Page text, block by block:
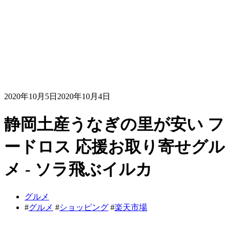
2020年10月5日 2020年10月4日
静岡土産うなぎの里が安い フ
ードロス 応援お取り寄せグル
メ - ソラ飛ぶイルカ
グルメ
#グルメ #ショッピング #楽天市場